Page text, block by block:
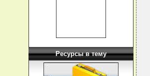
Ресурсы в тему